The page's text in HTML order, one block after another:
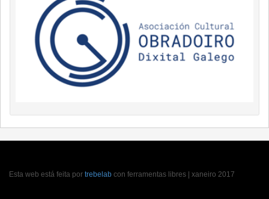
Esta web está feita por trebelab con ferramentas libres | xaneiro 2017